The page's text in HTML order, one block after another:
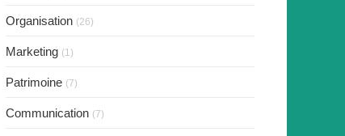
Organisation (26)
Marketing (1)
Patrimoine (7)
Communication (7)